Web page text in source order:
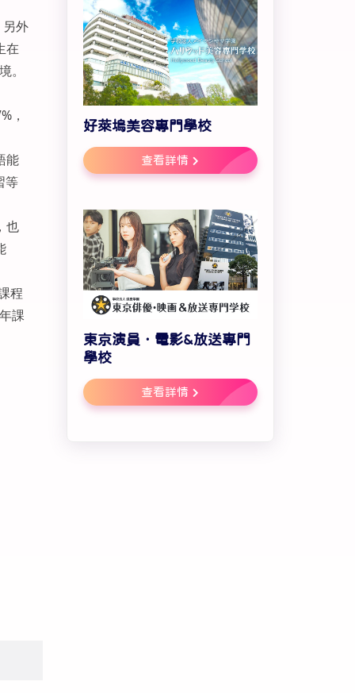
外
在
。
，
能
等
也
程
課
好萊塢美容專門學校
查看詳情
東京演員．電影&放送專門
學校
查看詳情